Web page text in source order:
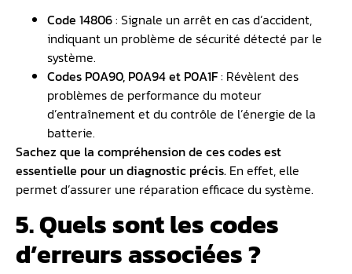
Code 14806: Signale un arrêt en cas d’accident,
indiquant un problème de sécurité détecté par le
système.
Codes P0A90, P0A94 et P0A1F: Révèlent des
problèmes de performance du moteur
d’entraînement et du contrôle de l’énergie de la
batterie.
Sachez que la compréhension de ces codes est
essentielle pour undiagnostic précis. En effet, elle
permet d’assurer une réparation efficace du système.
5. Quels sont les codes
d’erreurs associées ?